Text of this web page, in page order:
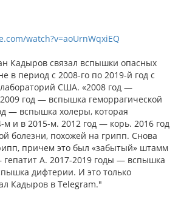
watch?v=aoUrnWqxiEQ
Кадыров связал вспышки опасных
в период с 2008-го по 2019-й год с
США. «2008 год —
год — вспышка геморрагической
— вспышка холеры, которая
м и в 2015-м. 2012 год — корь. 2016 год
болезни, похожей на грипп. Снова
причем это был «забытый» штамм
гепатит А. 2017-2019 годы — вспышка
дифтерии. И это только
Кадыров в Telegram."